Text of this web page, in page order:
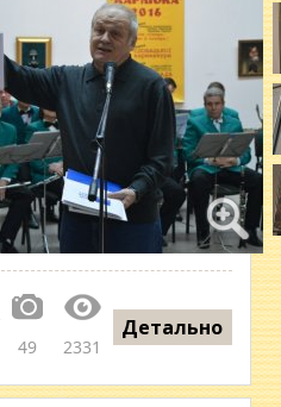
49 2331
Детально